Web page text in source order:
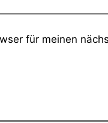
für meinen